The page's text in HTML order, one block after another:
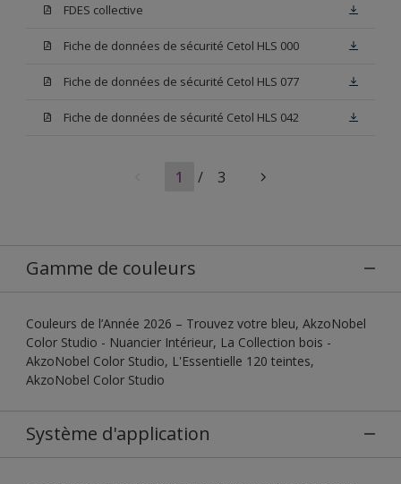
FDES collective
Fiche de données de sécurité Cetol HLS 000
Fiche de données de sécurité Cetol HLS 077
Fiche de données de sécurité Cetol HLS 042
1 / 3
Gamme de couleurs
Couleurs de l’Année 2026 – Trouvez votre bleu, AkzoNobel
Color Studio - Nuancier Intérieur, La Collection bois -
AkzoNobel Color Studio, L'Essentielle 120 teintes,
AkzoNobel Color Studio
Système d'application